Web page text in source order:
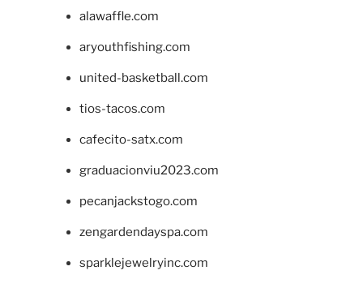
alawaffle.com
aryouthfishing.com
united-basketball.com
tios-tacos.com
cafecito-satx.com
graduacionviu2023.com
pecanjackstogo.com
zengardendayspa.com
sparklejewelryinc.com